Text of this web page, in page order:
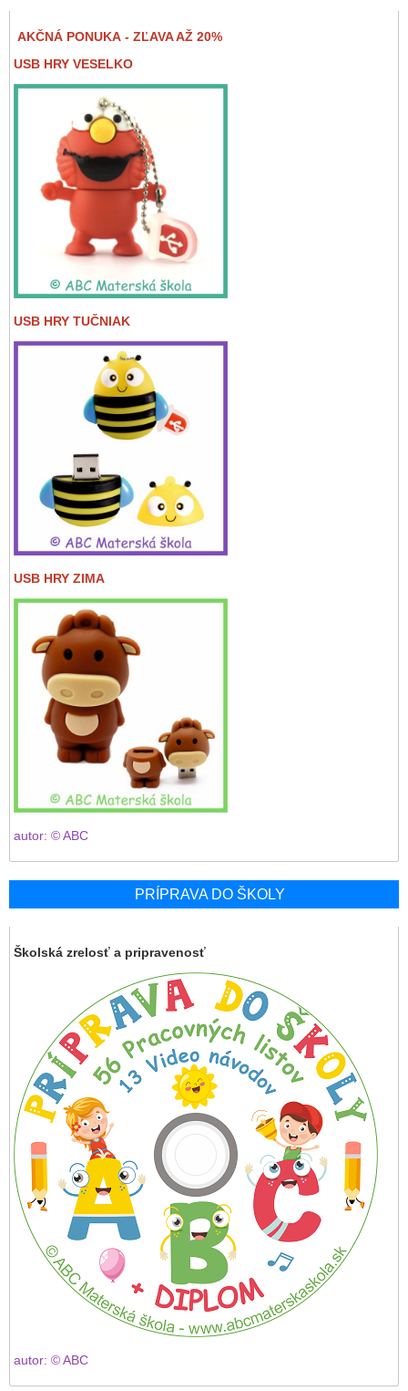
AKČNÁ PONUKA - ZĽAVA AŽ 20%
USB HRY VESELKO
USB HRY TUČNIAK
USB HRY ZIMA
autor: © ABC
PRÍPRAVA DO ŠKOLY
Školská zrelosť a pripravenosť
autor: © ABC